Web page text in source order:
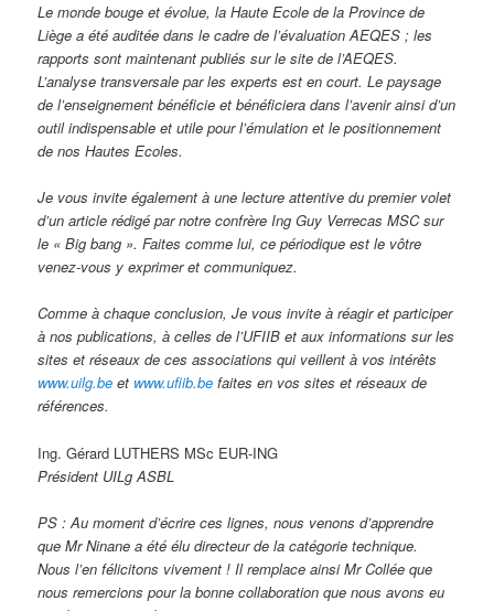
Le monde bouge et évolue, la Haute Ecole de la Province de
Liège a été auditée dans le cadre de l’évaluation AEQES ;les
rapports sont maintenant publiés sur le site de l’AEQES.
L’analyse transversale par les experts est en court. Le paysage
de l’enseignement bénéficie et bénéficiera dans l’avenir ainsi d’un
outil indispensable et utile pour l’émulation et le positionnement
de nos Hautes Ecoles.
Je vous invite également à une lecture attentive du premier volet
d’un article rédigé par notre confrère Ing Guy Verrecas MSC sur
le « Big bang ». Faites comme lui, ce périodique est le vôtre
venez-vous y exprimer et communiquez.
Comme à chaque conclusion, Je vous invite à réagir et participer
à nos publications, à celles de l’UFIIB et aux informations sur les
sites et réseaux de ces associations qui veillent à vos intérêts
www.uilg.be et www.ufiib.be faites en vos sites et réseaux de
références.
Ing. Gérard LUTHERS MSc EUR-ING
Président UILg ASBL
PS : Au moment d’écrire ces lignes, nous venons d’apprendre
que Mr Ninane a été élu directeur de la catégorie technique.
Nous l’en félicitons vivement ! Il remplace ainsi Mr Collée que
nous remercions pour la bonne collaboration que nous avons eu